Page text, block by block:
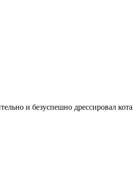
и безуспешно дрессировал кота